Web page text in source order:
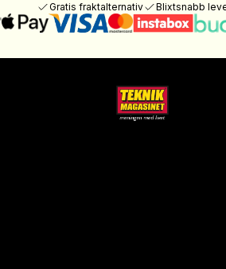
Gratis fraktalternativ Blixtsnabb